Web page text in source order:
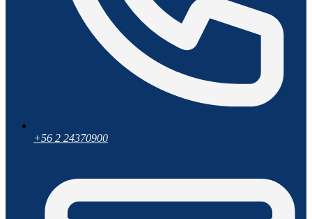
+56 2 24370900